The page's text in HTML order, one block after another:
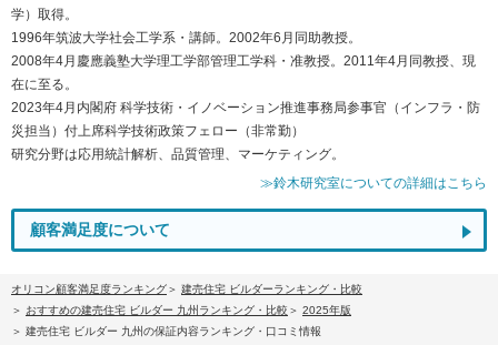
学）取得。
1996年筑波大学社会工学系・講師。2002年6月同助教授。
2008年4月慶應義塾大学理工学部管理工学科・准教授。2011年4月同教授、現
在に至る。
2023年4月内閣府 科学技術・イノベーション推進事務局参事官（インフラ・防
災担当）付上席科学技術政策フェロー（非常勤）
研究分野は応用統計解析、品質管理、マーケティング。
≫鈴木研究室についての詳細はこちら
顧客満足度について
オリコン顧客満足度ランキング
建売住宅 ビルダーランキング・比較
おすすめの建売住宅 ビルダー 九州ランキング・比較
2025年版
建売住宅 ビルダー 九州の保証内容ランキング・口コミ情報